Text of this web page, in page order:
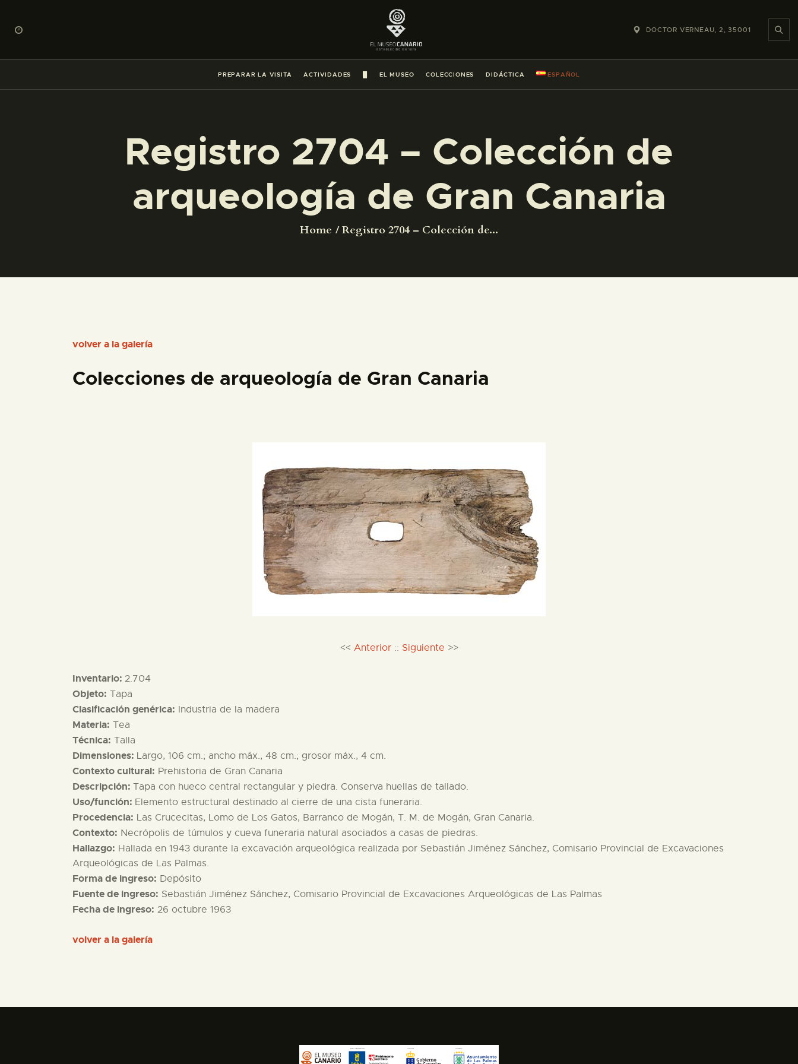
DOCTOR VERNEAU, 2, 35001
PREPARAR LA VISITA ACTIVIDADES EL MUSEO COLECCIONES DIDÁCTICA ESPAÑOL
Registro 2704 – Colección de
arqueología de Gran Canaria
Home Registro 2704 – Colección de...
PREPARAR LA VISITA
ACTIVIDADES
█
COLECCIONES
DIDÁCTICA
PREPARAR LA VISITA
EL MUSEO
DIDÁCTICA
ESPAÑOL
volver a la galería
Colecciones de arqueología de Gran Canaria
<< Anterior:: Siguiente >>
Inventario: 2.704
Objeto: Tapa
Clasificación genérica: Industria de la madera
Materia: Tea
Técnica: Talla
Dimensiones: Largo, 106 cm.; ancho máx., 48 cm.; grosor máx., 4 cm.
Contexto cultural: Prehistoria de Gran Canaria
Descripción: Tapa con hueco central rectangular y piedra. Conserva huellas de tallado.
Uso/función: Elemento estructural destinado al cierre de una cista funeraria.
Procedencia: Las Crucecitas, Lomo de Los Gatos, Barranco de Mogán, T. M. de Mogán, Gran Canaria.
Contexto: Necrópolis de túmulos y cueva funeraria natural asociados a casas de piedras.
Hallazgo: Hallada en 1943 durante la excavación arqueológica realizada por Sebastián Jiménez Sánchez, Comisario Provincial de Excavaciones
Arqueológicas de Las Palmas.
Forma de ingreso: Depósito
Fuente de ingreso: Sebastián Jiménez Sánchez, Comisario Provincial de Excavaciones Arqueológicas de Las Palmas
Fecha de ingreso: 26 octubre 1963
volver a la galería